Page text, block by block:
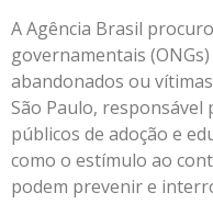
A Agência Brasil
governamentais
abandonados ou
São Paulo,
públicos de adoção e
como o estímulo ao
podem prevenir e